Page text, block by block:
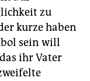
zu
kurze haben
sein will
ihr Vater